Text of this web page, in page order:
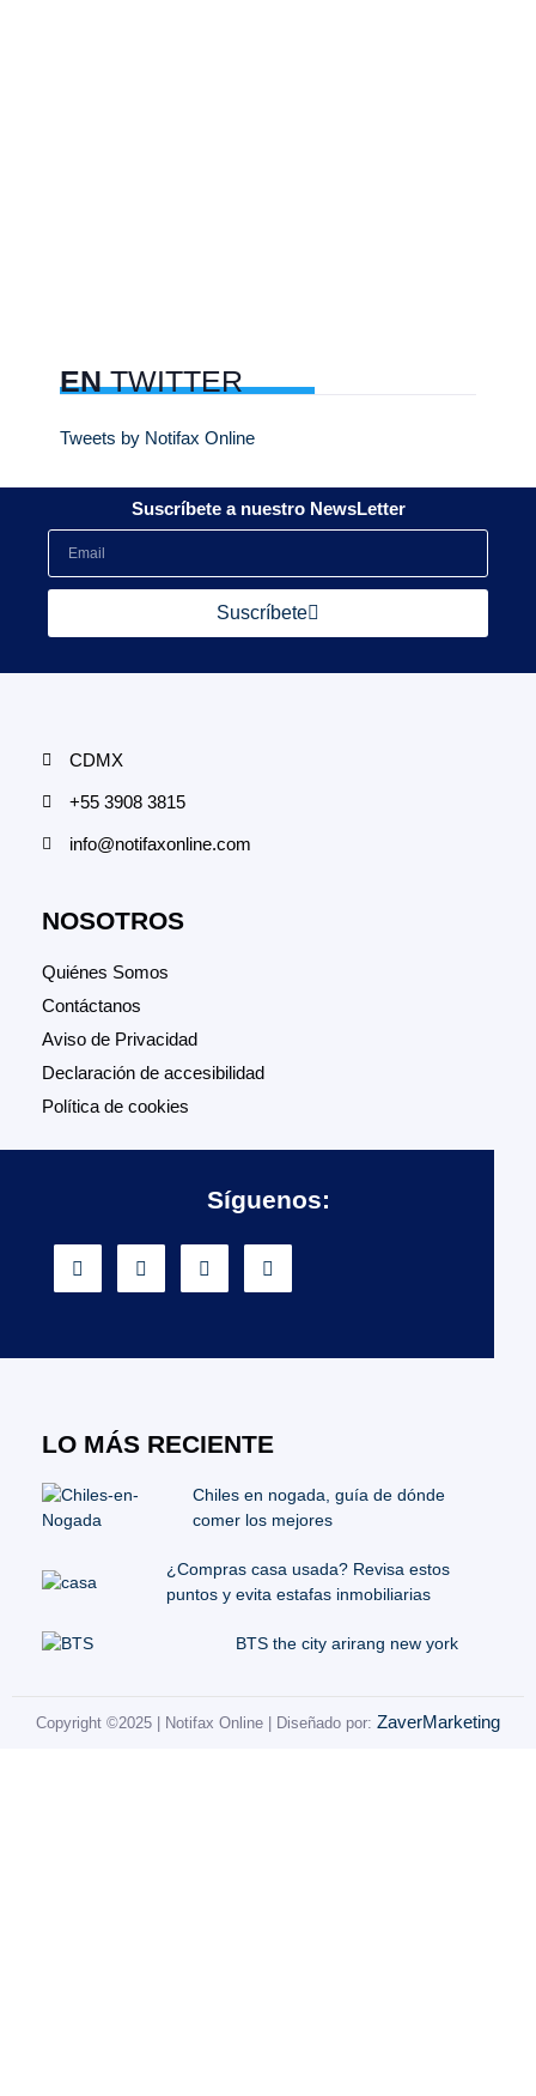
ENTWITTER
Tweets by Notifax Online
Suscríbete a nuestro NewsLetter
Suscríbete
CDMX
+55 3908 3815
info@notifaxonline.com
NOSOTROS
Quiénes Somos
Contáctanos
Aviso de Privacidad
Declaración de accesibilidad
Política de cookies
Síguenos:
LO MÁS RECIENTE
Chiles en nogada, guía de dónde
comer los mejores
¿Compras casa usada? Revisa estos
puntos y evita estafas inmobiliarias
BTS the city arirang new york
Copyright ©2025 | Notifax Online | Diseñado por: ZaverMarketing